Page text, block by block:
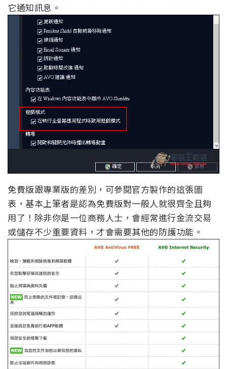
它通知訊息。
免費版跟專業版的差別，可參閱官方製作的這張圖
表，基本上筆者是認為免費版對一般人就很齊全且夠
用了！除非你是一位商務人士，會經常進行金流交易
或儲存不少重要資料，才會需要其他的防護功能。